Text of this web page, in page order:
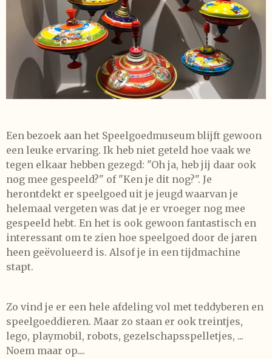
Een bezoek aan het Speelgoedmuseum blijft gewoon
een leuke ervaring. Ik heb niet geteld hoe vaak we
tegen elkaar hebben gezegd: "Oh ja, heb jij daar ook
nog mee gespeeld?" of "Ken je dit nog?". Je
herontdekt er speelgoed uit je jeugd waarvan je
helemaal vergeten was dat je er vroeger nog mee
gespeeld hebt. En het is ook gewoon fantastisch en
interessant om te zien hoe speelgoed door de jaren
heen geëvolueerd is. Alsof je in een tijdmachine
stapt.
Zo vind je er een hele afdeling vol met teddyberen en
speelgoeddieren. Maar zo staan er ook treintjes,
lego, playmobil, robots, gezelschapsspelletjes, ...
Noem maar op....